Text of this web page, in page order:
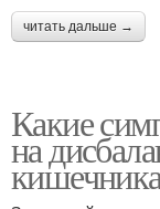
читать дальше →
Какие
на